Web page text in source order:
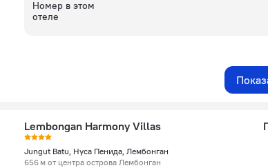
Номер в этом
отеле
Lembongan Harmony Villas
Jungut Batu, Нуса Пенида, Лембонган
656 м от центра острова Лембонган